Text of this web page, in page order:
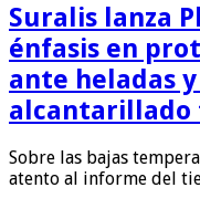
Suralis lanza
énfasis en
ante heladas
alcantarillado
Sobre las bajas
atento al informe del